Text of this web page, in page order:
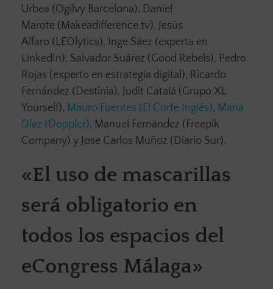
Urbea (Ogilvy Barcelona), Daniel
Marote (Makeadifference.tv), Jesús
Alfaro (LEOlytics), Inge Sáez (experta en
LinkedIn), Salvador Suárez (Good Rebels), Pedro
Rojas (experto en estrategia digital), Ricardo
Fernández (Destinia), Judit Catalá (Grupo XL
Yourself), Mauro Fuentes (El Corte Inglés), María
Díaz (Doppler), Manuel Fernández (Freepik
Company) y Jose Carlos Muñoz (Diario Sur).
«El uso de mascarillas
será obligatorio en
todos los espacios del
eCongress Málaga»